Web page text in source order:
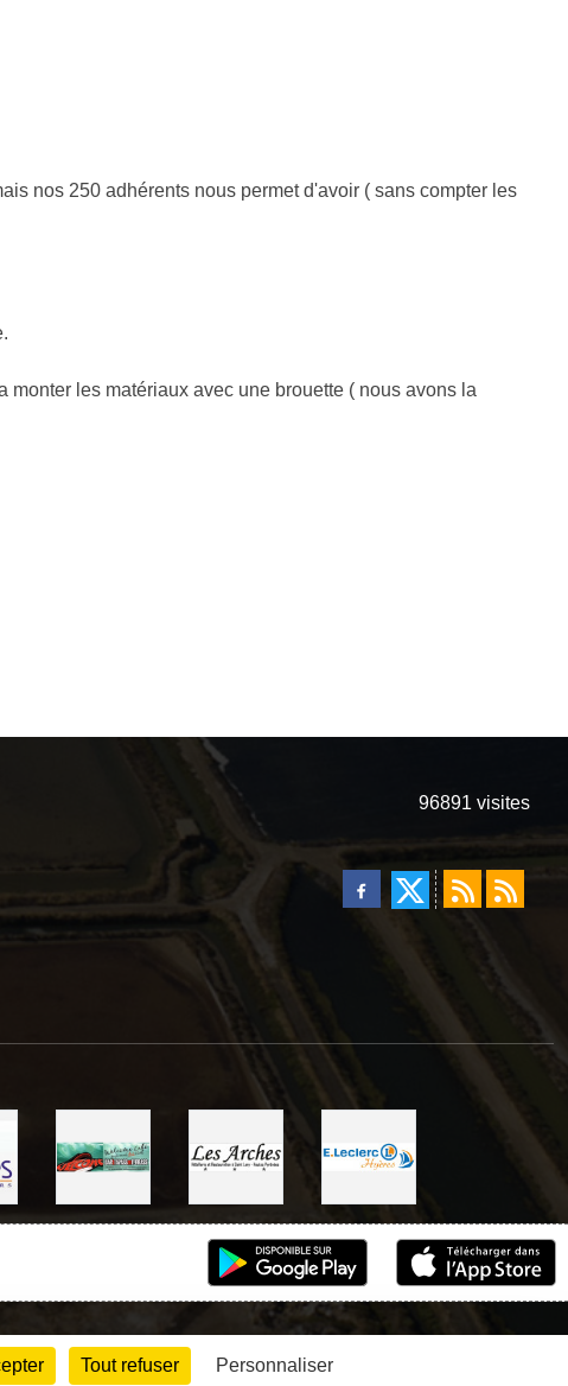
nos 250 adhérents nous permet d'avoir ( sans compter les
les matériaux avec une brouette ( nous avons la
96891 visites
Tout refuser Personnaliser